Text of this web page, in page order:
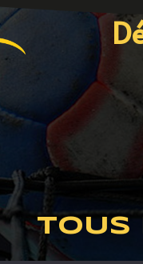
TOUS